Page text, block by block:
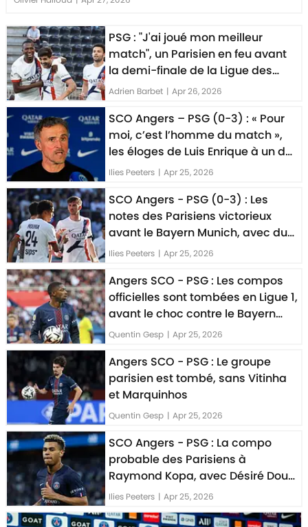
PSG : "J'ai joué mon meilleur
match", un Parisien en feu avant
la demi-finale de la Ligue des
Champions
Adrien Barbet | Apr 26, 2026
SCO Angers – PSG (0-3) : « Pour
moi, c’est l’homme du match »,
les éloges de Luis Enrique à un de
ses joueurs
Ilies Peeters | Apr 25, 2026
SCO Angers - PSG (0-3) : Les
notes des Parisiens victorieux
avant le Bayern Munich, avec du
très bon Beraldo
Ilies Peeters | Apr 25, 2026
Angers SCO - PSG : Les compos
officielles sont tombées en Ligue 1,
avant le choc contre le Bayern
Munich
Quentin Gesp | Apr 25, 2026
Angers SCO - PSG : Le groupe
parisien est tombé, sans Vitinha
et Marquinhos
Quentin Gesp | Apr 25, 2026
SCO Angers - PSG : La compo
probable des Parisiens à
Raymond Kopa, avec Désiré Doué
mais sans Ousmane Dembélé
Ilies Peeters | Apr 25, 2026